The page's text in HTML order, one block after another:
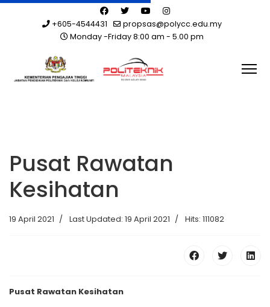
+605-4544431
propsas@polycc.edu.my
Monday -Friday 8:00 am - 5.00 pm
Pusat Rawatan
Kesihatan
19 April 2021 Last Updated: 19 April 2021 Hits: 111082
Pusat Rawatan Kesihatan